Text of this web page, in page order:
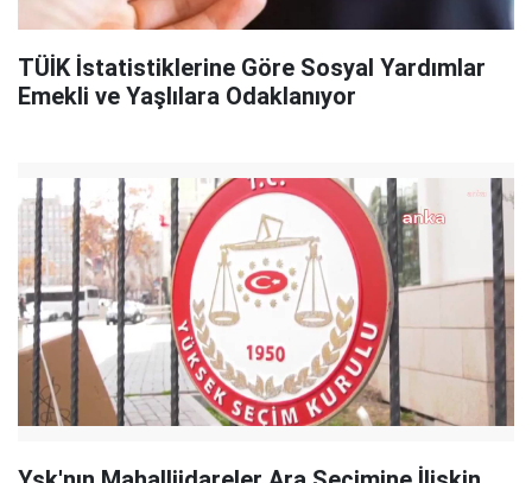
TÜİK İstatistiklerine Göre Sosyal Yardımlar
Emekli ve Yaşlılara Odaklanıyor